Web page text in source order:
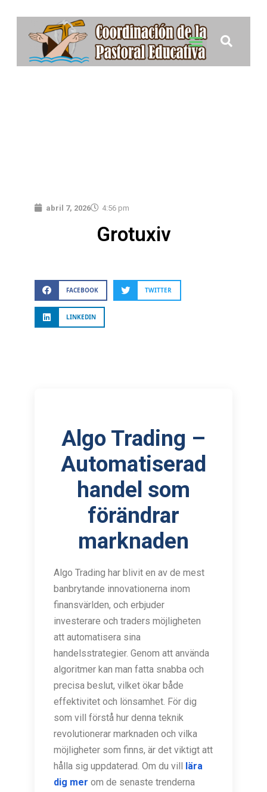
abril 7, 2026 4:56 pm
Grotuxiv
FACEBOOK TWITTER
LINKEDIN
Algo Trading –
Automatiserad
handel som
förändrar
marknaden
Algo Trading har blivit en av de mest
banbrytande innovationerna inom
finansvärlden, och erbjuder
investerare och traders möjligheten
att automatisera sina
handelsstrategier. Genom att använda
algoritmer kan man fatta snabba och
precisa beslut, vilket ökar både
effektivitet och lönsamhet. För dig
som vill förstå hur denna teknik
revolutionerar marknaden och vilka
möjligheter som finns, är det viktigt att
hålla sig uppdaterad. Om du vill
lära
dig mer om de senaste trenderna